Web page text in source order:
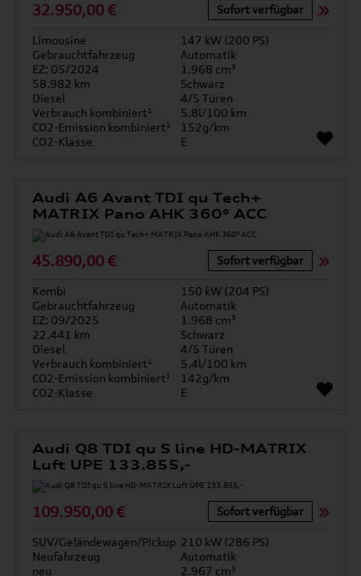
32.950,00 € Sofort verfügbar
Limousine
147 kW (200 PS)
Gebrauchtfahrzeug
Automatik
EZ: 05/2024
1.968 cm³
58.982 km
Schwarz
Diesel
4/5 Türen
Verbrauch kombiniert¹
5.8l/100 km
CO2-Emission kombiniert¹
152g/km
CO2-Klasse
E
Audi A6 Avant TDI qu Tech+
MATRIX Pano AHK 360° ACC
45.890,00 € Sofort verfügbar
Kombi
150 kW (204 PS)
Gebrauchtfahrzeug
Automatik
EZ: 09/2025
1.968 cm³
22.441 km
Schwarz
Diesel
4/5 Türen
Verbrauch kombiniert¹
5.4l/100 km
CO2-Emission kombiniert¹
142g/km
CO2-Klasse
E
Audi Q8 TDI qu S line HD-MATRIX
Luft UPE 133.855,-
109.950,00 € Sofort verfügbar
SUV/Geländewagen/Pickup 210 kW (286 PS)
Neufahrzeug
Automatik
neu
2.967 cm³